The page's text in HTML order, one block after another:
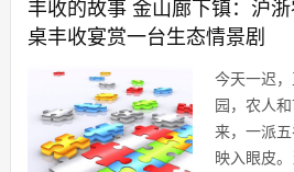
丰收的故事 金山廊下镇：沪
桌丰收宴赏一台生态情景剧
今天一迟
园，农人
来，一派
映入眼皮